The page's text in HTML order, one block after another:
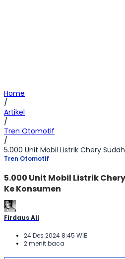
Home
/
Artikel
/
Tren Otomotif
/
5.000 Unit Mobil Listrik Chery
Tren Otomotif
5.000 Unit Mobil Listrik
Ke Konsumen
Firdaus Ali
24 Des 2024 8:45 WIB
2 menit baca